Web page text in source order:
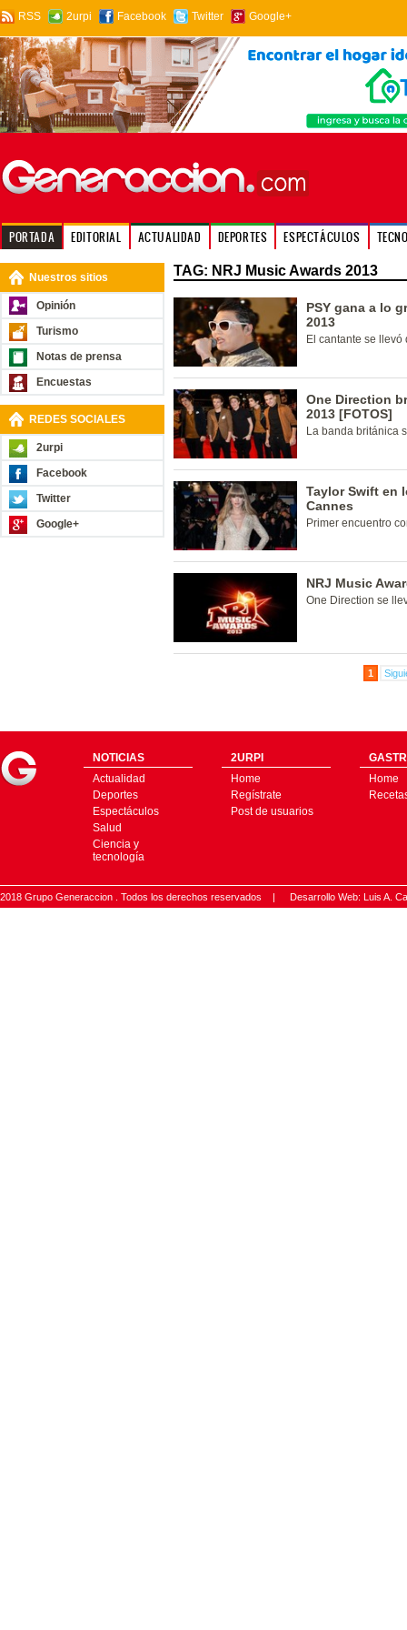
RSS 2urpi Facebook Twitter Google+
PORTADA EDITORIAL ACTUALIDAD DEPORTES ESPECTÁCULOS
Nuestros sitios
Opinión
Turismo
Notas de prensa
Encuestas
REDES SOCIALES
2urpi
Facebook
Twitter
Google+
TAG: NRJ Music Awards 2013
PSY gana a lo
2013
El cantante se
One Direction
2013 [FOTOS]
La banda británica
Taylor Swift en
Cannes
Primer encuentro
NRJ Music
One Direction se
1
NOTICIAS
Actualidad
Deportes
Espectáculos
Salud
Ciencia y
tecnología
2URPI
Home
Regístrate
Post de usuarios
Home
2018 Grupo Generaccion . Todos los derechos reservados | Desarrollo Web: Luis